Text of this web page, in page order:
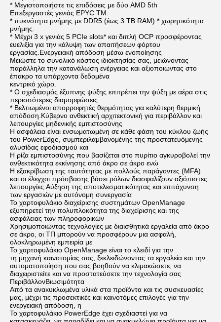
* Μεγιστοποιήστε τις επιδόσεις με δύο AMD 5th
Επεξεργαστές γενιάς EPYC TM.
* πυκνότητα μνήμης με DDR5 (έως 3 TB RAM) * χωρητικότητα
μνήμης.
* Μέχρι 3 x γενιάς 5 PCIe slots* και διπλή OCP προσφέροντας
ευελιξία για την κάλυψη των απαιτήσεων φόρτου
εργασίας. Ενεργειακή απόδοση μέσω ενοποίησης
Μειώστε το συνολικό κόστος ιδιοκτησίας σας, μειώνοντας
παράλληλα την κατανάλωση ενέργειας και αξιοποιώντας στο
έπακρο τα υπάρχοντα δεδομένα
κεντρικό χώρο.
* Ο σχεδιασμός έξυπνης ψύξης επιτρέπει την ψύξη με αέρα στις
περισσότερες διαμορφώσεις.
* Βελτιωμένοι απορροφητές θερμότητας για καλύτερη θερμική
απόδοση. Κύβερνο ανθεκτική αρχιτεκτονική για περιβάλλον και
λειτουργίες μηδενικής εμπιστοσύνης
Η ασφάλεια είναι ενσωματωμένη σε κάθε φάση του κύκλου ζωής
του PowerEdge, συμπεριλαμβανομένης της προστατευόμενης
αλυσίδας εφοδιασμού και
Η ρίζα εμπιστοσύνης που βασίζεται στο πυρίτιο αγκυροβολεί την
ανθεκτικότητα εκκίνησης από άκρο σε άκρο ενώ
Η εξακρίβωση της ταυτότητας με πολλούς παράγοντες (MFA)
και οι έλεγχοι πρόσβασης βάσει ρόλων διασφαλίζουν αξιόπιστες
λειτουργίες. Αύξηση της αποτελεσματικότητας και επιτάχυνση
των εργασιών με αυτόνομη συνεργασία
Το χαρτοφυλάκιο διαχείρισης συστημάτων OpenManage
εξυπηρετεί την πολυπλοκότητα της διαχείρισης και της
ασφάλειας των πληροφορικών
Χρησιμοποιώντας τεχνολογίες με διαισθητικά εργαλεία από άκρο
σε άκρο, οι ΤΠ μπορούν να προσφέρουν μια ασφαλή,
ολοκληρωμένη εμπειρία με
Το χαρτοφυλάκιο OpenManage είναι το κλειδί για την
τη μηχανή καινοτομίας σας, ξεκλειδώνοντας τα εργαλεία και την
αυτοματοποίηση που σας βοηθούν να κλιμακώσετε, να
διαχειριστείτε και να προστατεύσετε την τεχνολογία σας
ΠεριβάλλονΒιωσιμότητα
Από τα ανακυκλωμένα υλικά στα προϊόντα και τις συσκευασίες
μας, μέχρι τις προσεκτικές και καινοτόμες επιλογές για την
ενεργειακή απόδοση, η
Το χαρτοφυλάκιο PowerEdge έχει σχεδιαστεί για να